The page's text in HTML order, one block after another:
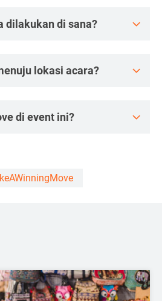
dilakukan di sana?
lokasi acara?
di event ini?